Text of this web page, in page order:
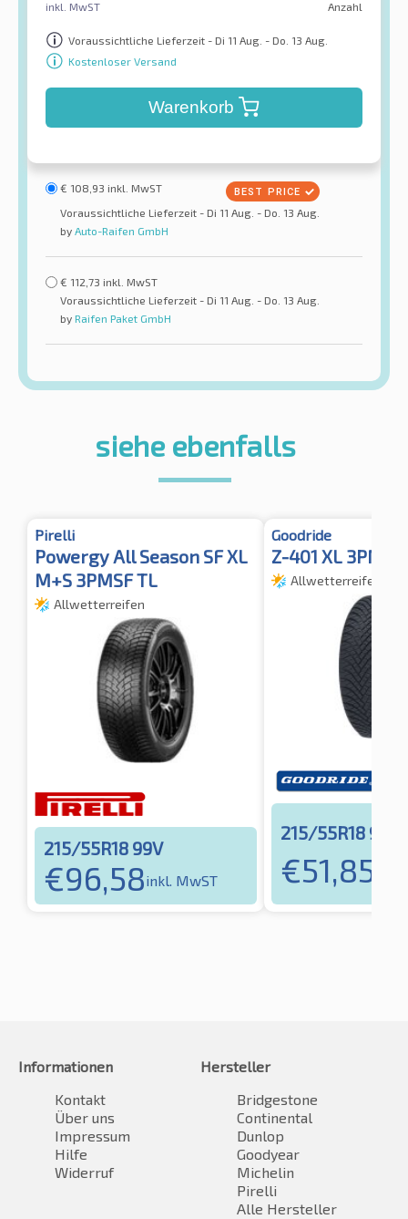
inkl. MwST Anzahl
Voraussichtliche Lieferzeit - Di 11 Aug. - Do. 13 Aug.
Kostenloser Versand
Warenkorb
€ 108,93 inkl. MwST
Voraussichtliche Lieferzeit - Di 11 Aug. - Do. 13 Aug.
by Auto-Raifen GmbH
€ 112,73 inkl. MwST
Voraussichtliche Lieferzeit - Di 11 Aug. - Do. 13 Aug.
by Raifen Paket GmbH
siehe ebenfalls
Pirelli
Powergy All Season SF XL
M+S 3PMSF TL
Allwetterreifen
215/55R18 99V
€96,58inkl. MwST
Goodride
Z-401 XL 3PMSF
Allwetterreifen
215/55R18 99V
€51,85
Informationen
Kontakt
Über uns
Impressum
Hilfe
Widerruf
Hersteller
Bridgestone
Continental
Dunlop
Goodyear
Michelin
Pirelli
Alle Hersteller